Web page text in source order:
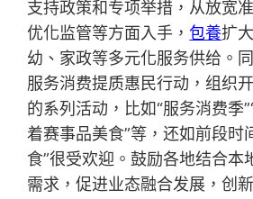
支持政策和专项举措，从放宽
优化监管等方面入手，包養扩
幼、家政等多元化服务供给。
服务消费提质惠民行动，组织
的系列活动，比如“服务消费季
着赛事品美食”等，还如前段时
食”很受欢迎。鼓励各地结合本
需求，促进业态融合发展，创